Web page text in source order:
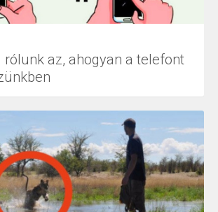
rólunk az, ahogyan a telefont